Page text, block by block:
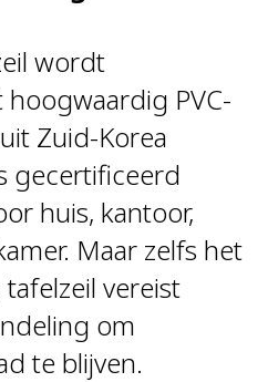
wordt
PVC-
Zuid-Korea
gecertificeerd
huis, kantoor,
Maar zelfs het
vereist
om
te blijven.